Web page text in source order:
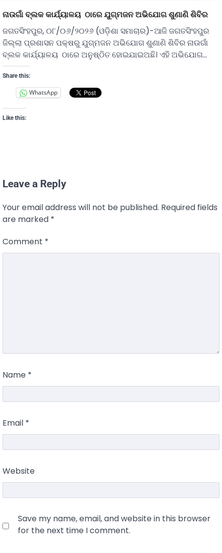
ନାଉଗାଁ ବ୍ଲକ କାର୍ଯ୍ୟାଳୟ ଠାରେ ଯୁଗ୍ମଜନ ଅଭିଯୋଗ ଶୁଣାଣି ଶିବିର
ଜଗତସିଂହପୁର, ୦୮/୦୬/୨୦୨୬ (ଓଡ଼ିଶା ସମାଚାର)-ଆଜି ଜଗତସିଂହପୁର
ଜିଲ୍ଲା ପ୍ରଶାସନ ପକ୍ଷରୁ ଯୁଗ୍ମଜନ ଅଭିଯୋଗ ଶୁଣାଣି ଶିବିର ନାଉଗାଁ
ବ୍ଲକ କାର୍ଯ୍ୟାଳୟ ଠାରେ ଅନୁଷ୍ଠିତ ହୋଇଯାଇଅଛି। ଏହି ଅଭିଯୋଗ…
Share this:
WhatsApp
Like this:
Leave a Reply
Your email address will not be published. Required fields
are marked *
Comment *
Name *
Email *
Website
Save my name, email, and website in this browser
for the next time I comment.